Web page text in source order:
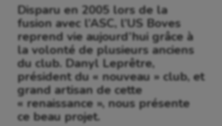
Disparu en 2005 lors de la
fusion avec l’ASC, l’US Boves
reprend vie aujourd’hui grâce à
la volonté de plusieurs anciens
du club. Danyl Leprêtre,
président du « nouveau » club, et
grand artisan de cette
« renaissance », nous présente
ce beau projet.